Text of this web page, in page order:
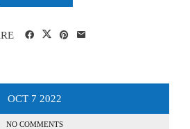
OCT 7 2022
NO COMMENTS